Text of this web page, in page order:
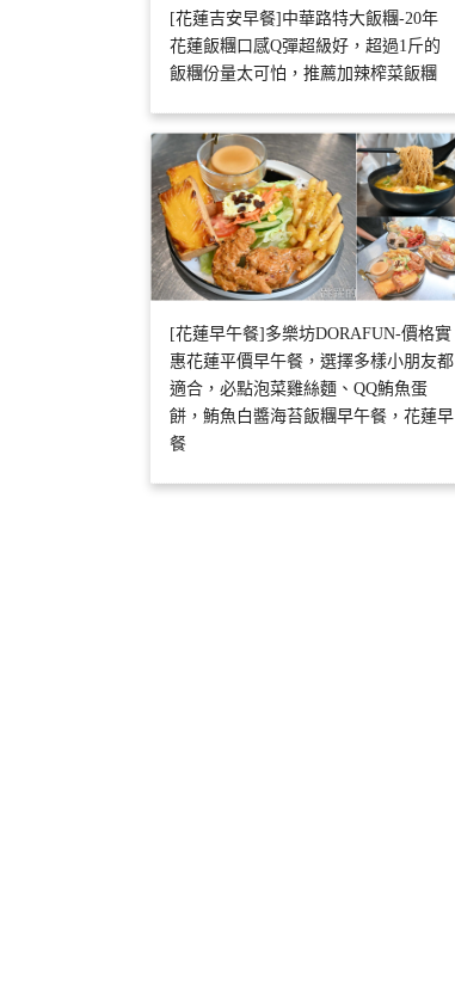
[花蓮吉安早餐]中華路特大飯糰-20年
花蓮飯糰口感Q彈超級好，超過1斤的
飯糰份量太可怕，推薦加辣榨菜飯糰
[花蓮早午餐]多樂坊DORAFUN-價格實
惠花蓮平價早午餐，選擇多樣小朋友都
適合，必點泡菜雞絲麵、QQ鮪魚蛋
餅，鮪魚白醬海苔飯糰早午餐，花蓮早
餐